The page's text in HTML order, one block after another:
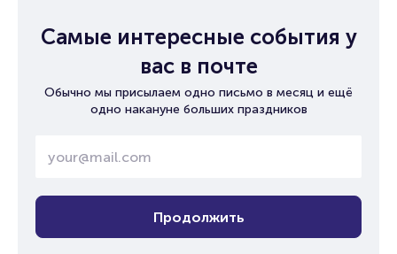
Самые интересные события у
вас в почте
Обычно мы присылаем одно письмо в месяц и ещё
одно накануне больших праздников
Продолжить